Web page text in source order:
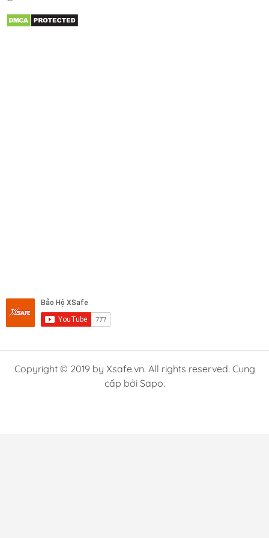
Copyright © 2019 by Xsafe.vn. All rights reserved. Cung
cấp bởi Sapo.